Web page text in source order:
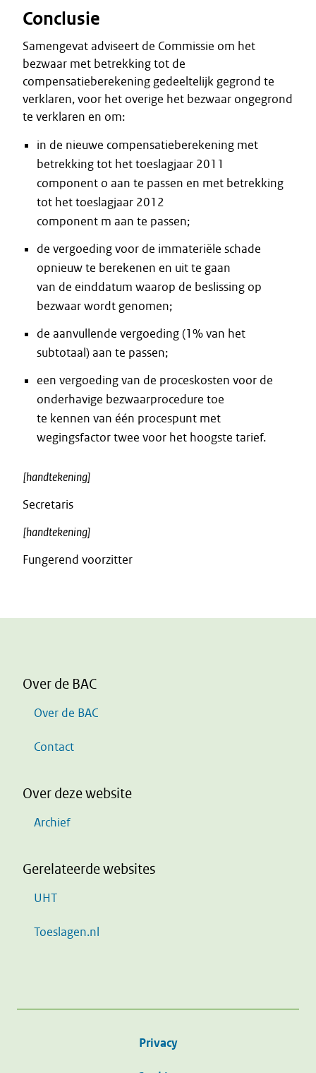
Conclusie
Samengevat adviseert de Commissie om het
bezwaar met betrekking tot de
compensatieberekening gedeeltelijk gegrond te
verklaren, voor het overige het bezwaar ongegrond
te verklaren en om:
in de nieuwe compensatieberekening met
betrekking tot het toeslagjaar 2011
component o aan te passen en met betrekking
tot het toeslagjaar 2012
component m aan te passen;
de vergoeding voor de immateriële schade
opnieuw te berekenen en uit te gaan
van de einddatum waarop de beslissing op
bezwaar wordt genomen;
de aanvullende vergoeding (1% van het
subtotaal) aan te passen;
een vergoeding van de proceskosten voor de
onderhavige bezwaarprocedure toe
te kennen van één procespunt met
wegingsfactor twee voor het hoogste tarief.
[handtekening]
Secretaris
[handtekening]
Fungerend voorzitter
Over de BAC
Over de BAC
Contact
Over deze website
Archief
Gerelateerde websites
UHT
Toeslagen.nl
Privacy